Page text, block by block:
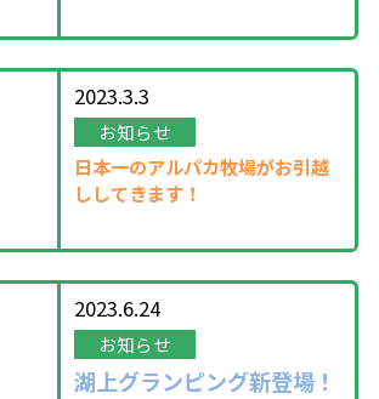
2023.3.3
お知らせ
日本一のアルパカ牧場がお引越
ししてきます！
2023.6.24
お知らせ
湖上グランピング新登場！